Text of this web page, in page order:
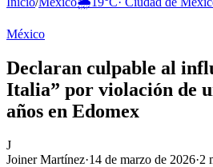
México
Declaran culpable al
Italia” por violación de
años en Edomex
J
Joiner Martínez·14 de marzo de 2026·2